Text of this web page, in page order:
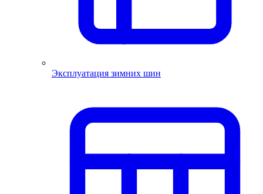
Эксплуатация зимних шин